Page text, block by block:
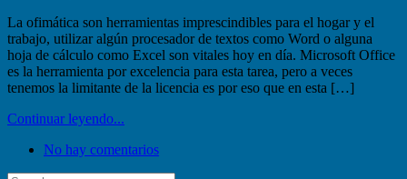
La ofimática son herramientas imprescindibles para el hogar y el
trabajo, utilizar algún procesador de textos como Word o alguna
hoja de cálculo como Excel son vitales hoy en día. Microsoft Office
es la herramienta por excelencia para esta tarea, pero a veces
tenemos la limitante de la licencia es por eso que en esta […]
Continuar leyendo...
No hay comentarios